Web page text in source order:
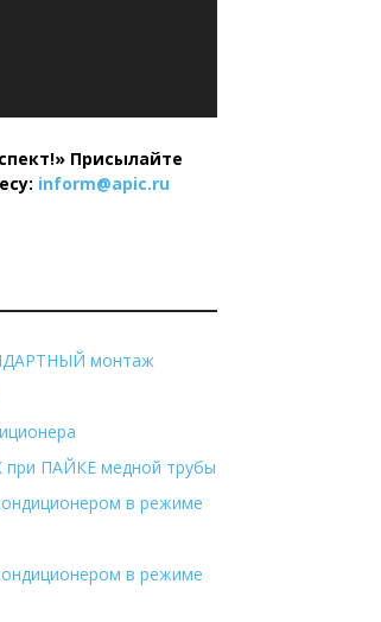
Присылайте
inform@apic.ru
монтаж
ПАЙКЕ медной трубы
в режиме
в режиме